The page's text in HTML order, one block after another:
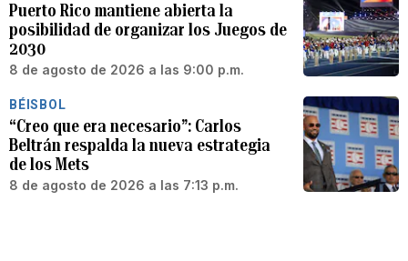
Puerto Rico mantiene abierta la
posibilidad de organizar los Juegos de
2030
8 de agosto de 2026 a las 9:00 p.m.
BÉISBOL
“Creo que era necesario”: Carlos
Beltrán respalda la nueva estrategia
de los Mets
8 de agosto de 2026 a las 7:13 p.m.